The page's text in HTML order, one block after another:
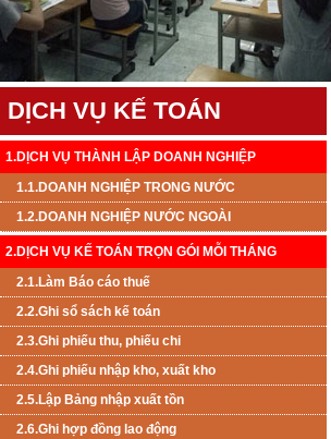
DỊCH VỤ KẾ TOÁN
1.DỊCH VỤ THÀNH LẬP DOANH NGHIỆP
1.1.DOANH NGHIỆP TRONG NƯỚC
1.2.DOANH NGHIỆP NƯỚC NGOÀI
2.DỊCH VỤ KẾ TOÁN TRỌN GÓI MỖI THÁNG
2.1.Làm Báo cáo thuế
2.2.Ghi sổ sách kế toán
2.3.Ghi phiếu thu, phiếu chi
2.4.Ghi phiếu nhập kho, xuất kho
2.5.Lập Bảng nhập xuất tồn
2.6.Ghi hợp đồng lao động